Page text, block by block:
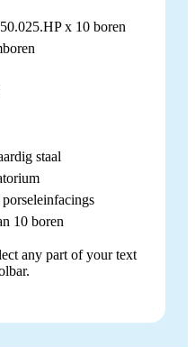
x 10 boren
staal
10 boren
any part of your text